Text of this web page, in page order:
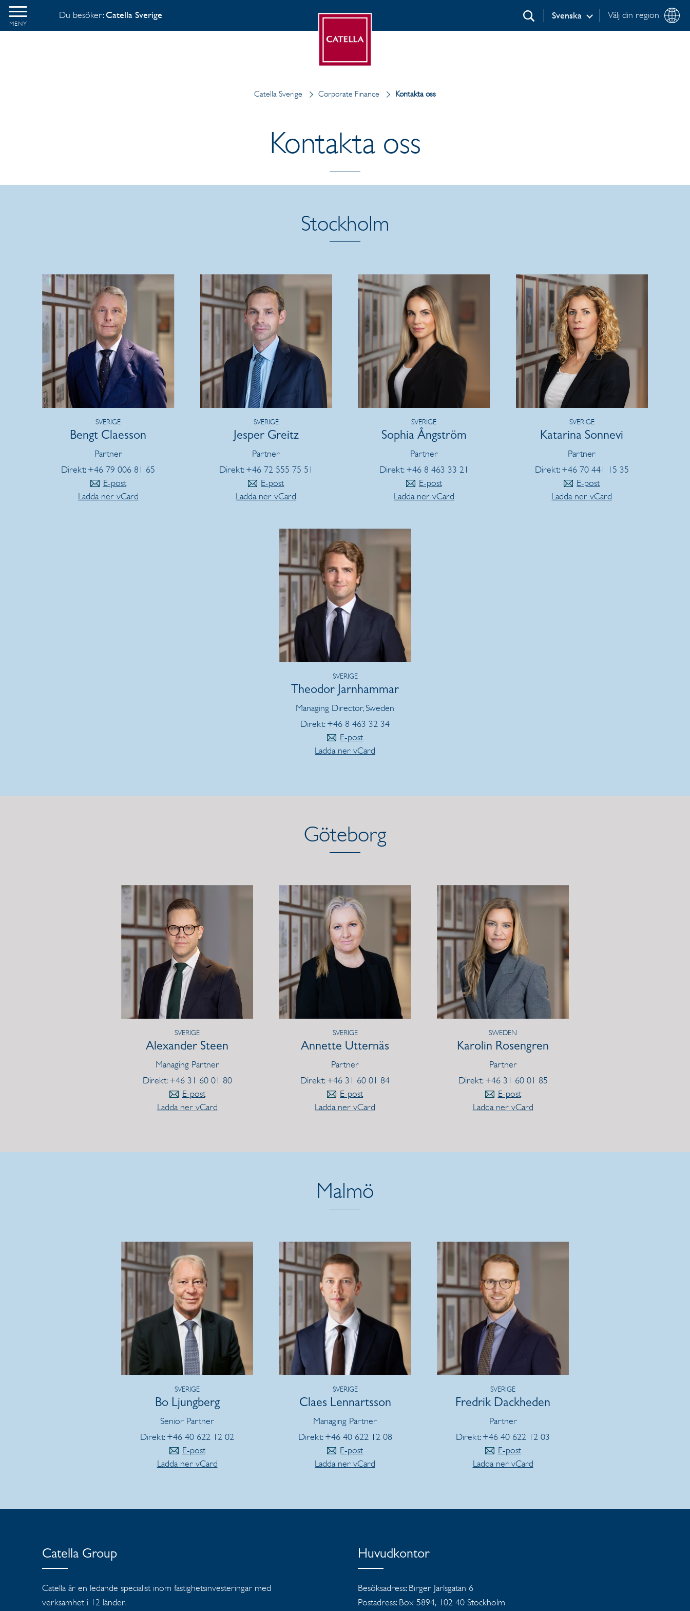
MENY
Du besöker:Catella Sverige Välj din region
Svenska
Sök
Catella Sverige Corporate Finance Kontakta oss
Kontakta oss
Stockholm
SVERIGE
Bengt Claesson
Partner
Direkt: +46 79 006 81 65
E-post
Ladda ner vCard
SVERIGE
Jesper Greitz
Partner
Direkt: +46 72 555 75 51
E-post
Ladda ner vCard
SVERIGE
Sophia Ångström
Partner
Direkt: +46 8 463 33 21
E-post
Ladda ner vCard
SVERIGE
Katarina Sonnevi
Partner
Direkt: +46 70 441 15 35
E-post
Ladda ner vCard
SVERIGE
Theodor Jarnhammar
Managing Director, Sweden
Direkt: +46 8 463 32 34
E-post
Ladda ner vCard
Göteborg
SVERIGE
Alexander Steen
Managing Partner
Direkt: +46 31 60 01 80
E-post
Ladda ner vCard
SVERIGE
Annette Utternäs
Partner
Direkt: +46 31 60 01 84
E-post
Ladda ner vCard
SWEDEN
Karolin Rosengren
Partner
Direkt: +46 31 60 01 85
E-post
Ladda ner vCard
Malmö
SVERIGE
Bo Ljungberg
Senior Partner
Direkt: +46 40 622 12 02
E-post
Ladda ner vCard
SVERIGE
Claes Lennartsson
Managing Partner
Direkt: +46 40 622 12 08
E-post
Ladda ner vCard
SVERIGE
Fredrik Dackheden
Partner
Direkt: +46 40 622 12 03
E-post
Ladda ner vCard
Catella Group
Catella är en ledande specialist inom fastighetsinvesteringar med
verksamhet i 12 länder.
Huvudkontor
Besöksadress: Birger Jarlsgatan 6
Postadress: Box 5894, 102 40 Stockholm